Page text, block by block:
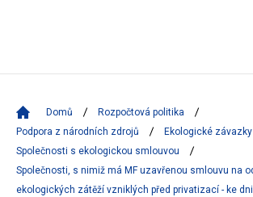
Domů
Rozpočtová politika
Podpora z národních zdrojů
Ekologické
Společnosti s ekologickou smlouvou
Společnosti, s nimiž má MF uzavřenou smlouvu na
ekologických zátěží vzniklých před privatizací - ke